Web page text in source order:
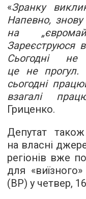
«Зранку
Напевно,
на
Зареєструюся
Сьогодні
це не
сьогодні
взагалі
Гриценко.
Депутат
на власні
регіонів вже
для
(ВР) у четвер,